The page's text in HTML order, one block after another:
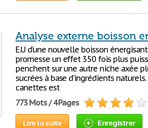
Analyse externe boisson
E.U d’une nouvelle boisson
promesse un effet 350 fois plus
penchent sur une autre niche axée
sucrées à base d’ingrédients
canettes est
773 Mots / 4 Pages
Lire la suite Enregistrer